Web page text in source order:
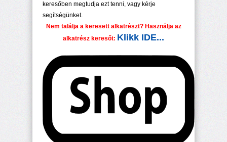
keresőben megtudja ezt tenni, vagy kérje
segítségünket.
Nem találja a keresett alkatrészt? Használja az
alkatrész keresőt: Klikk IDE...